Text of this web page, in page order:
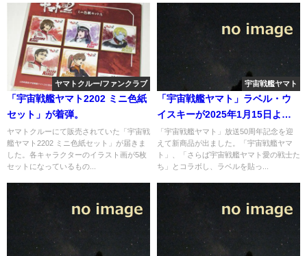
ヤマトクルー/ファンクラブ
「宇宙戦艦ヤマト2202 ミニ色紙
セット」が着弾。
ヤマトクルーにて販売されていた「宇宙戦
艦ヤマト2202 ミニ色紙セット」が届きま
した。各キャラクターのイラスト画が5枚
セットになっているもの...
宇宙戦艦ヤマト
「宇宙戦艦ヤマト」ラベル・ウ
イスキーが2025年1月15日より
抽選予約受付開始
「宇宙戦艦ヤマト」放送50周年記念を迎
えて新商品が出ました。「宇宙戦艦ヤマ
ト」、「さらば宇宙戦艦ヤマト愛の戦士た
ち」とコラボし、ラベルを貼っ...